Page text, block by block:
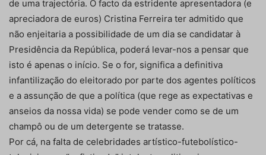
de uma trajectória. O facto da estridente apresentadora (e
apreciadora de euros) Cristina Ferreira ter admitido que
não enjeitaria a possibilidade de um dia se candidatar à
Presidência da República, poderá levar-nos a pensar que
isto é apenas o início. Se o for, significa a definitiva
infantilização do eleitorado por parte dos agentes políticos
e a assunção de que a política (que rege as expectativas e
anseios da nossa vida) se pode vender como se de um
champô ou de um detergente se tratasse.
Por cá, na falta de celebridades artístico-futebolístico-